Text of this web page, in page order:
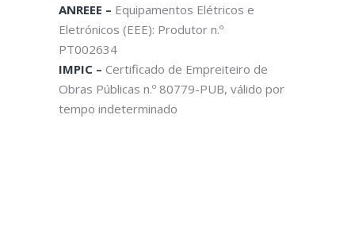
ANREEE – Equipamentos Elétricos e
Eletrónicos (EEE): Produtor n.º
PT002634
IMPIC – Certificado de Empreiteiro de
Obras Públicas n.º 80779-PUB, válido por
tempo indeterminado